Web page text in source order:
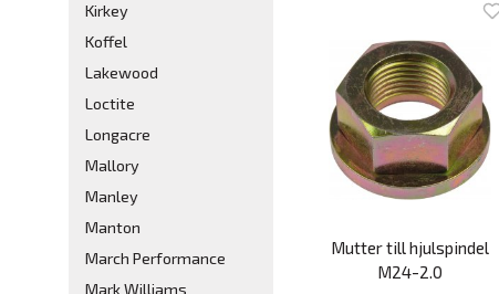
Kirkey
Koffel
Lakewood
Loctite
Longacre
Mallory
Manley
Manton
March Performance
Mark Williams
Mutter till hjulspindel
M24-2.0